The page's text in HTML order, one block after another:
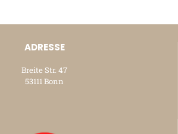
ADRESSE
Breite Str. 47
53111 Bonn